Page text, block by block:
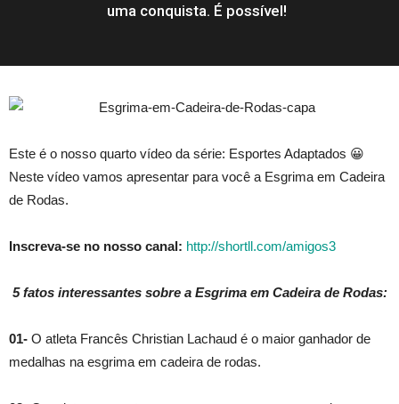
uma conquista. É possível!
Este é o nosso quarto vídeo da série: Esportes Adaptados 😀
Neste vídeo vamos apresentar para você a Esgrima em Cadeira
de Rodas.
Inscreva-se no nosso canal: http://shortll.com/amigos3
5 fatos interessantes sobre a Esgrima em Cadeira de Rodas:
01- O atleta Francês Christian Lachaud é o maior ganhador de
medalhas na esgrima em cadeira de rodas.